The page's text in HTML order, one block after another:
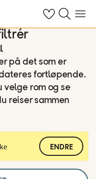
Se dine sparte
Søk påMeny
på det som er
fortløpende.
velge rom og se
reiser sammen
ENDRE